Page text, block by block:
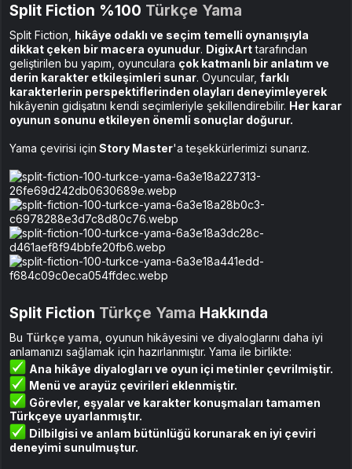
Split Fiction %100 Türkçe Yama
Split Fiction, hikâye odaklı ve seçim temelli oynanışıyla
dikkat çeken bir macera oyunudur. DigixArttarafından
geliştirilen bu yapım, oyunculara çok katmanlı bir anlatım ve
derin karakter etkileşimleri sunar. Oyuncular, farklı
karakterlerin perspektiflerinden olayları deneyimleyerek
hikâyenin gidişatını kendi seçimleriyle şekillendirebilir. Her karar
oyunun sonunu etkileyen önemli sonuçlar doğurur.
Yama çevirisi için Story Master'a teşekkürlerimizi sunarız.
Split Fiction Türkçe Yama Hakkında
Bu Türkçe yama , oyunun hikâyesini ve diyaloglarını daha iyi
anlamanızı sağlamak için hazırlanmıştır. Yama ile birlikte:
Ana hikâye diyalogları ve oyun içi metinler çevrilmiştir.
Menü ve arayüz çevirileri eklenmiştir.
Görevler, eşyalar ve karakter konuşmaları tamamen
Türkçeye uyarlanmıştır.
Dilbilgisi ve anlam bütünlüğü korunarak en iyi çeviri
deneyimi sunulmuştur.